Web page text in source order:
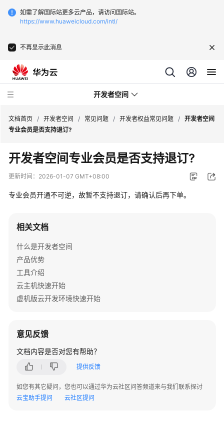
如需了解国际站更多云产品，请访问国际站。
https://www.huaweicloud.com/intl/
不再显示此消息
开发者空间
开
发
指
问
高
频
常
见
开
发
环
常
见
文档首页 / 开发者空间 / 常见问题 / 开发者权益常见问题 / 开发者空间
专业会员是否支持退订?
开发者空间专业会员是否支持退订?
更新时间： 2026-01-07 GMT+08:00
专业会员开通不可逆，故暂不支持退订，请确认后再下单。
相关文档
什么是开发者空间
产品优势
工具介绍
云主机快速开始
虚机版云开发环境快速开始
意见反馈
文档内容是否对您有帮助？
提供反馈
如您有其它疑问，您也可以通过华为云社区问答频道来与我们联系探讨
云宝助手提问
云社区提问